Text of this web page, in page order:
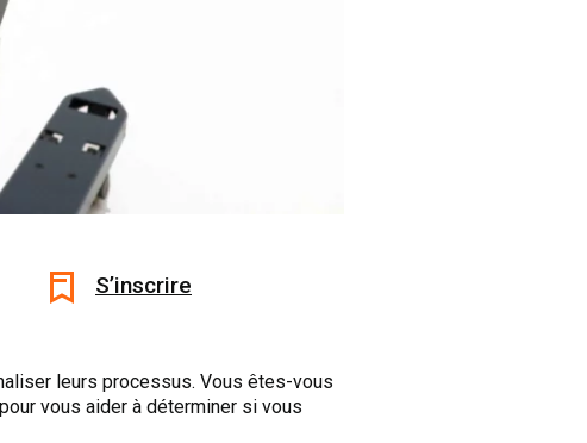
S’inscrire
leurs processus. Vous êtes-vous
vous aider à déterminer si vous